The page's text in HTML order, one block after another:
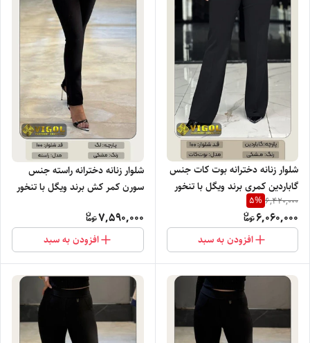
شلوار زنانه دخترانه بوت کات جنس
گاباردین کمری برند ویگل با تنخور
فوق العاده شیک خرید عمده
6,420,000
5%
6,060,000
افزودن به سبد
شلوار زنانه دخترانه راسته جنس
سورن کمر کش برند ویگل با تنخور
7,590,000
افزودن به سبد